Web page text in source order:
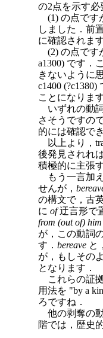
の2点を示す必
(1) の点です
しました．前
に確認されます
(2) の点です
a1300) です．
きないように
c1400
ことになります
いずれの動
さそうですの
的には確認で
以上より，
後発見されれ
積極的に主張
もう一言加え
せんが，
の構文で，古
に of迂言形で
from (out of) him
が，この動詞
す． bereave と，
が，もしその
となります．
これらの証
用法を "by a
ろですね．
他の剥奪の
階では，歴史